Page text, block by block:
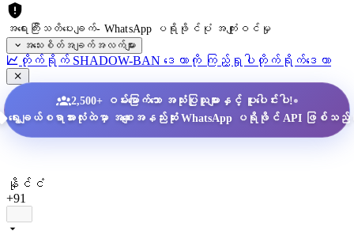
အရေးကြီးသတိပေးချက်- WhatsApp ပရိုဖိုင်ပုံ အကျုံးဝင်မှု
အသေးစိတ်အချက်အလက်များ
တိုက်ရိုက် SHADOW-BAN ဒေတာကို ကြည့်ရှုပါ တိုက်ရိုက်ဒေတာ
2,500+ ဝမ်းမြောက်သော အသုံးပြုသူများနှင့် ပူးပေါင်းပါ!•
ရွေးချယ်စရာအားလုံးထဲမှာ အစျေးအနည်းဆုံး WhatsApp ပရိုဖိုင် API ဖြစ်သ
နိုင်ငံ
+91